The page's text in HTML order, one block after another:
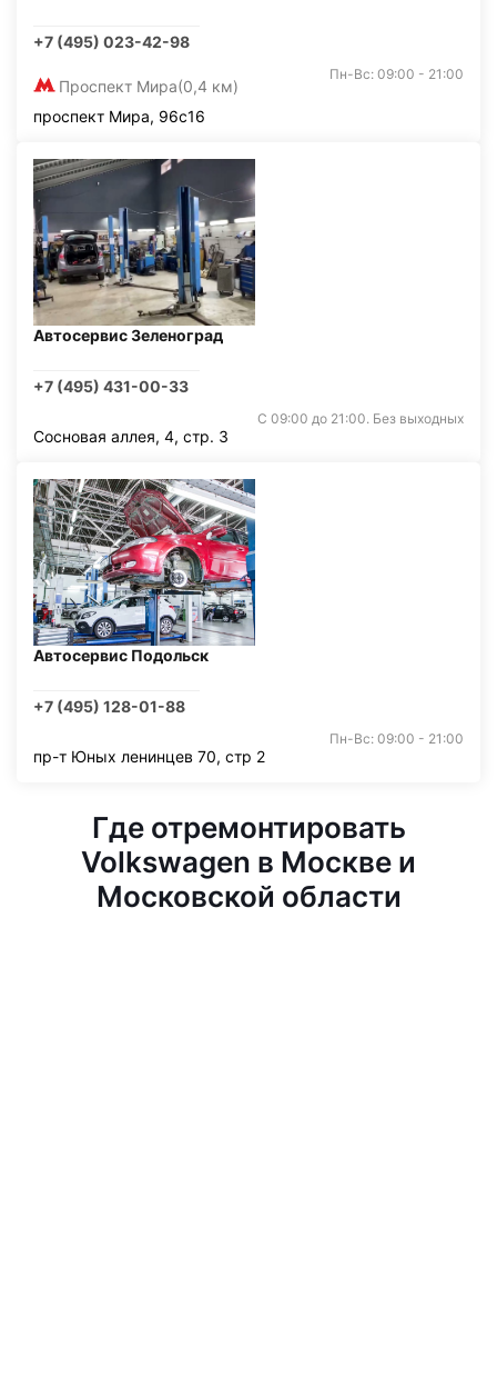
+7 (495) 023-42-98
Проспект Мира(0,4 км)
Пн-Вс: 09:00 - 21:00
проспект Мира, 96с16
Автосервис Зеленоград
+7 (495) 431-00-33
С 09:00 до 21:00. Без выходных
Сосновая аллея, 4, стр. 3
Автосервис Подольск
+7 (495) 128-01-88
Пн-Вс: 09:00 - 21:00
пр-т Юных ленинцев 70, стр 2
Где отремонтировать
Volkswagen в Москве и
Московской области